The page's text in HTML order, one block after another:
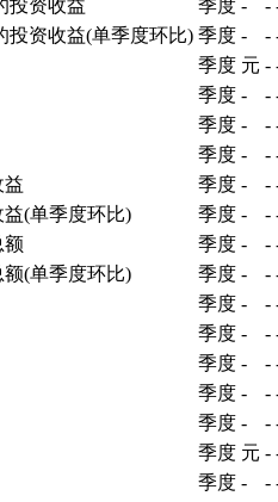
投资收益
季度 - -
投资收益(单季度环比) 季度 - -
季度 元 -
季度 - -
季度 - -
季度 - -
益
季度 - -
(单季度环比)
季度 - -
额
季度 - -
(单季度环比)
季度 - -
季度 - -
季度 - -
季度 - -
季度 - -
季度 - -
季度 元 -
季度 - -